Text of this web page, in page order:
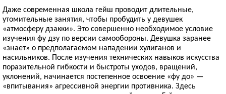
Даже современная школа гейш проводит длительные,
утомительные занятия, чтобы пробудить у девушек
«атмосферу дзакки». Это совершенно необходимое условие
изучения фу дзу по версии самообороны. Девушка заранее
«знает» о предполагаемом нападении хулиганов и
насильников. После изучения технических навыков искусства
поразительной гибкости и быстроты уходов, вращений,
уклонений, начинается постепенное освоение «фу до» —
«впитывания» агрессивной энергии противника. Здесь